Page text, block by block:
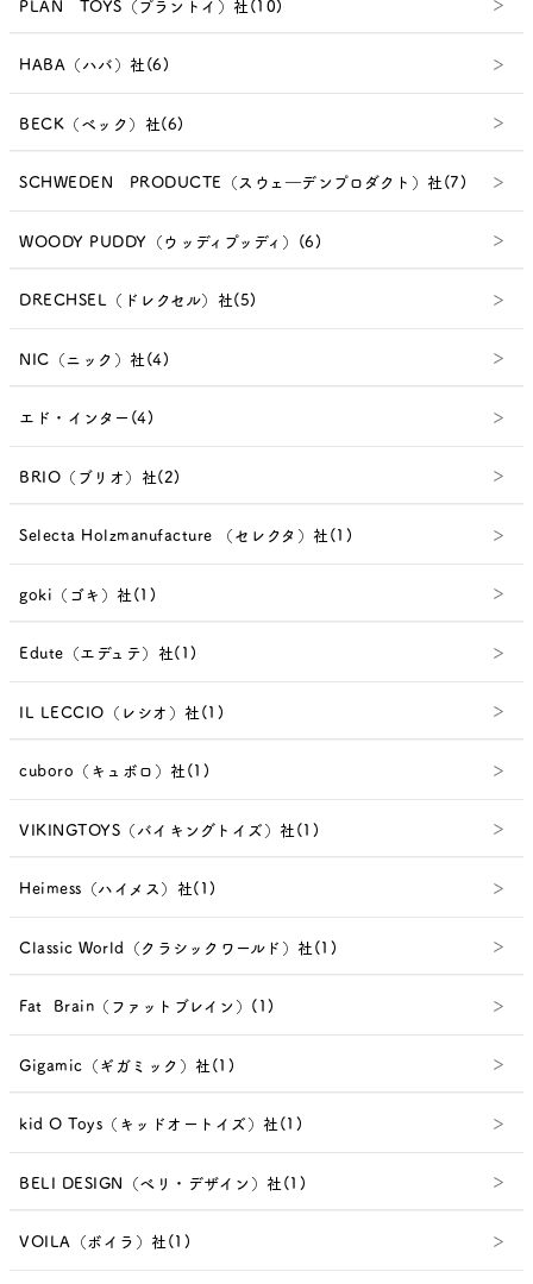
PLAN TOYS（プラントイ）社(10)
HABA（ハバ）社(6)
BECK（ベック）社(6)
SCHWEDEN PRODUCTE（スウェ―デンプロダクト）社(7)
WOODY PUDDY（ウッディプッディ）(6)
DRECHSEL（ドレクセル）社(5)
NIC（ニック）社(4)
エド・インター(4)
BRIO（ブリオ）社(2)
Selecta Holzmanufacture （セレクタ）社(1)
goki（ゴキ）社(1)
Edute（エデュテ）社(1)
IL LECCIO（レシオ）社(1)
cuboro（キュボロ）社(1)
VIKINGTOYS（バイキングトイズ）社(1)
Heimess（ハイメス）社(1)
Classic World（クラシックワールド）社(1)
Fat Brain（ファットブレイン）(1)
Gigamic（ギガミック）社(1)
kid O Toys（キッドオートイズ）社(1)
BELI DESIGN（べリ・デザイン）社(1)
VOILA（ボイラ）社(1)